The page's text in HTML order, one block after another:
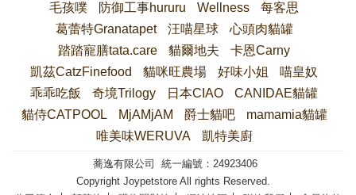
毛孩噗
防御工事hururu Wellness
每客思
葛蕾特Granatapet
汪喵星球
心頭肉貓罐
踏踏寵膳tata.care
貓爾地夫
卡恩Carny
凱茲CatzFinefood
貓咪旺農場 好味小姐
喵皇奴
乖乖吃飯
奇境Trilogy 日本CIAO
CANIDAE貓罐
貓侍CATPOOL
MjAMjAM 爵士貓吧
mamamia貓罐
唯美味WERUVA
凱特美廚
蕎逸有限公司 統一編號：24923406
Copyright Joypetstore All rights Reserved.